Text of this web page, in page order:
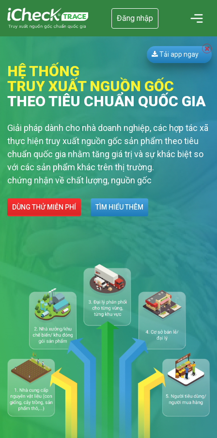
Tải app ngay
Đăng nhập
HỆ THỐNG
TRUY XUẤT NGUỒN GỐC
THEO TIÊU CHUẨN QUỐC GIA
Giải pháp dành cho nhà doanh nghiệp, các hợp tác xã
thực hiện truy xuất nguồn gốc sản phẩm theo tiêu
chuẩn quốc gia nhằm tăng giá trị và sự khác biệt so
với các sản phẩm khác trên thị trường.
chứng nhận về chất lượng, nguồn gốc
DÙNG THỬ MIỄN PHÍ TÌM HIỂU THÊM